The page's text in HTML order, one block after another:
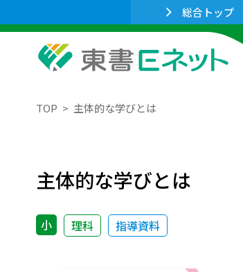
総合トップ
TOP 主体的な学びとは
主体的な学びとは
小 理科 指導資料